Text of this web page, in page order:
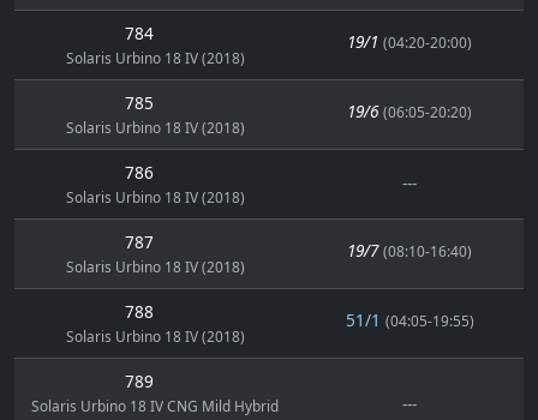
784
Solaris Urbino 18 IV (2018)
19/1 (04:20-20:00)
785
Solaris Urbino 18 IV (2018)
19/6 (06:05-20:20)
786
Solaris Urbino 18 IV (2018)
---
787
Solaris Urbino 18 IV (2018)
19/7 (08:10-16:40)
788
Solaris Urbino 18 IV (2018)
51/1 (04:05-19:55)
789
Solaris Urbino 18 IV CNG Mild Hybrid
---